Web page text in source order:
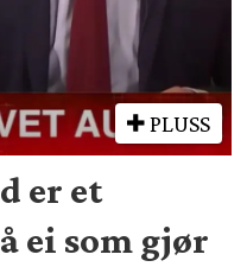
PLUSS
er et
ei som gjør